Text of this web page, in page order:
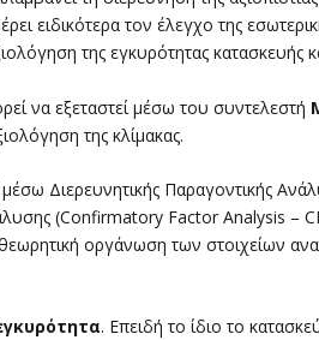
ειδικότερα τον έλεγχο της
της εγκυρότητας κατασκευής
να εξεταστεί μέσω του συντελεστή
της κλίμακας.
Διερευνητικής Παραγοντικής
(Confirmatory Factor Analysis –
οργάνωση των στοιχείων
. Επειδή το ίδιο το